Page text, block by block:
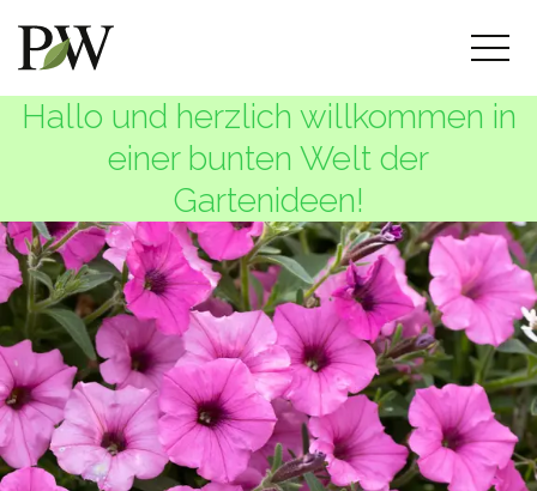
Hallo und herzlich willkommen in
einer bunten Welt der
Gartenideen!
The gardener's ideas book